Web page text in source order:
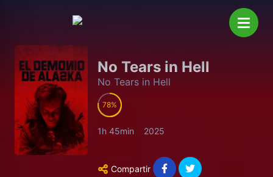
No Tears in Hell
No Tears in Hell
78
1h 45min 2025
Compartir